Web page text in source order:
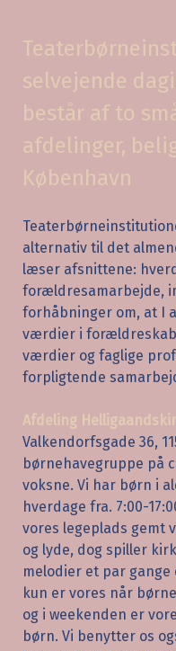
selvejende
består af to
afdelinger,
København
alternativ til det
læser afsnittene:
forældresamarbejde,
forhåbninger om, at I
værdier i
værdier og faglige
forpligtende
Afdeling
Valkendorfsgade 36,
børnehavegruppe på
voksne. Vi har børn i
hverdage fra. 7:00-
vores legeplads gemt
og lyde, dog spiller
melodier et par gange
kun er vores når
og i weekenden er
børn. Vi benytter os